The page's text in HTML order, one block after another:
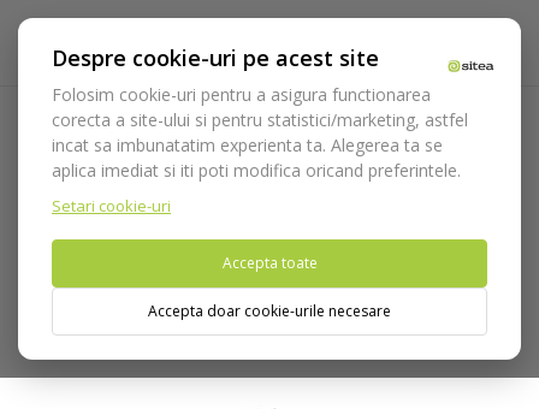
Despre cookie-uri pe acest site
Folosim cookie-uri pentru a asigura functionarea
corecta a site-ului si pentru statistici/marketing, astfel
incat sa imbunatatim experienta ta. Alegerea ta se
aplica imediat si iti poti modifica oricand preferintele.
Setari cookie-uri
Accepta toate
Accepta doar cookie-urile necesare
Acasa Instrumentar
Chirurgie si implantologie
Departatoare
Departatoare Medesy
Departator Farabeuf
cod 896
Nu puteti plasa comenzi din tara din care accesati website-ul
(United States).